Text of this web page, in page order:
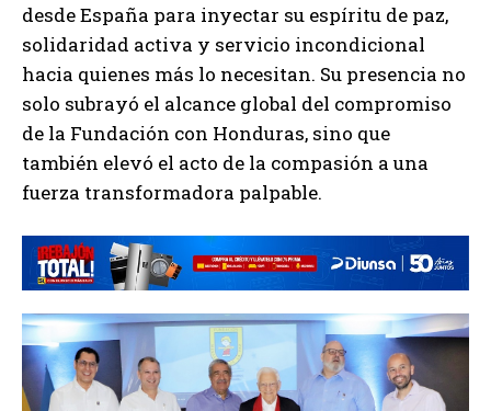
desde España para inyectar su espíritu de paz,
solidaridad activa y servicio incondicional
hacia quienes más lo necesitan. Su presencia no
solo subrayó el alcance global del compromiso
de la Fundación con Honduras, sino que
también elevó el acto de la compasión a una
fuerza transformadora palpable.